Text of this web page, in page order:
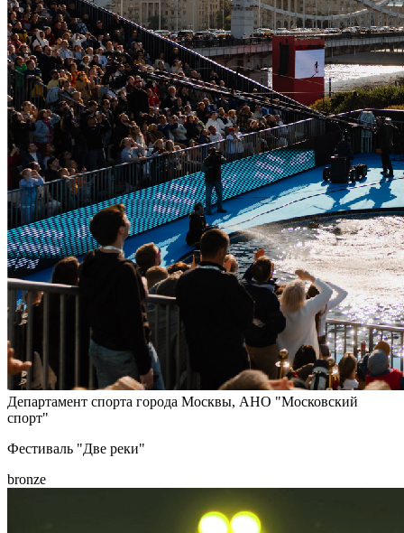
Департамент спорта города Москвы, АНО "Московский
спорт"
Фестиваль "Две реки"
bronze